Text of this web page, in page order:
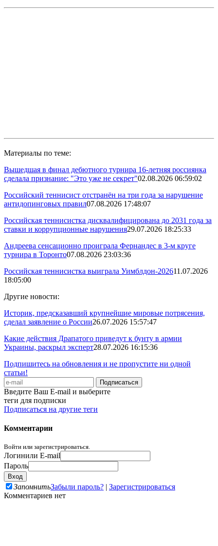
Материалы по теме:
Вышедшая в финал дебютного турнира 16-летняя россиянка
сделала признание: "Это уже не секрет"02.08.2026 06:59:02
Российский теннисист отстранён на три года за нарушение
антидопинговых правил07.08.2026 17:48:07
Российская теннисистка дисквалифицирована до 2031 года за
ставки и коррупционные нарушения29.07.2026 18:25:33
Андреева сенсационно проиграла Фернандес в 3-м круге
турнира в Торонто07.08.2026 23:03:36
Российская теннисистка выиграла Уимблдон-202611.07.2026
18:05:00
Другие новости:
Историк, предсказавший крупнейшие мировые потрясения,
сделал заявление о России26.07.2026 15:57:47
Какие действия Драпатого приведут к бунту в армии
Украины, раскрыл эксперт28.07.2026 16:15:36
Подпишитесь на обновления и не пропустите ни одной
статьи!
Введите Ваш E-mail и выберите
теги для подписки
Подписаться на другие теги
Комментарии
Войти или зарегистрироваться.
Логинили E-mail
Пароль
ЗапомнитьЗабыли пароль? | Зарегистрироваться
Комментариев нет